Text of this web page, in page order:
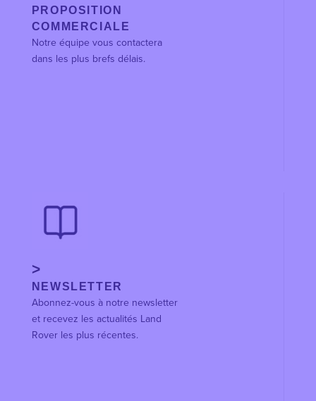
PROPOSITION
COMMERCIALE
Notre équipe vous contactera
dans les plus brefs délais.
NEWSLETTER
Abonnez-vous à notre newsletter
et recevez les actualités Land
Rover les plus récentes.